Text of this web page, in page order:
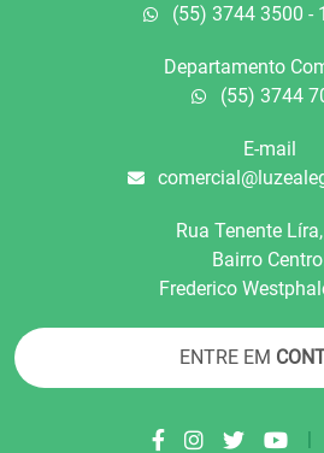
(55) 3744 3500 -
Departamento
(55) 3744
E-mail
Rua Tenente
Bairro
Frederico
ENTRE EM